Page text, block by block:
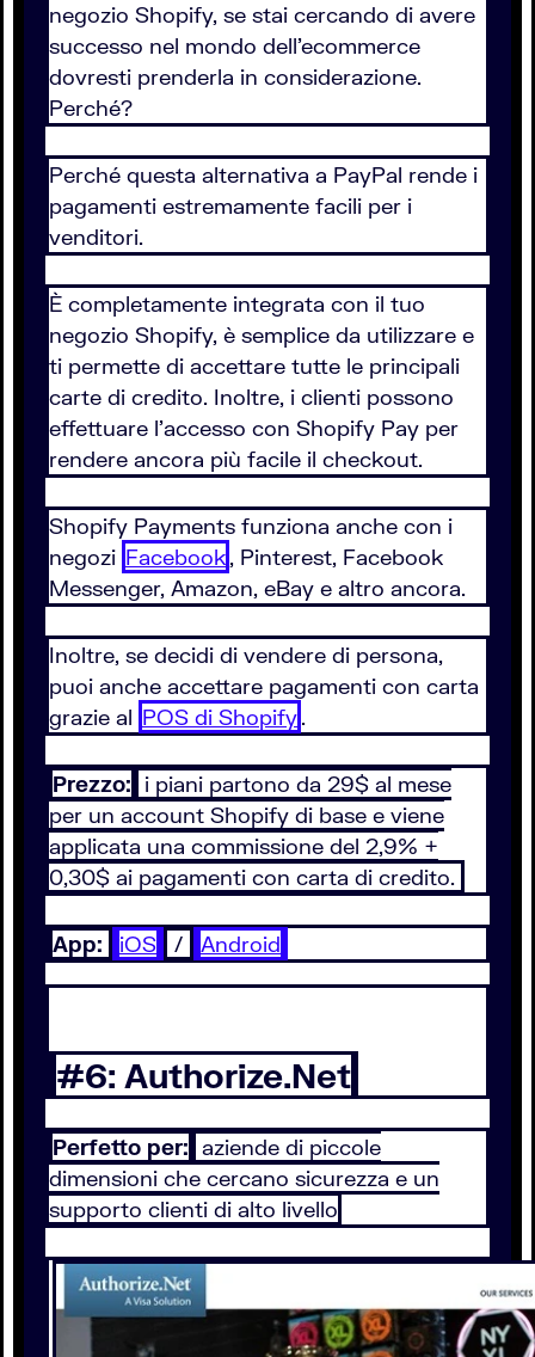
negozio Shopify, se stai cercando di avere
successo nel mondo dell’ecommerce
dovresti prenderla in considerazione.
Perché?
Perché questa alternativa a PayPal rende i
pagamenti estremamente facili per i
venditori.
È completamente integrata con il tuo
negozio Shopify, è semplice da utilizzare e
ti permette di accettare tutte le principali
carte di credito. Inoltre, i clienti possono
effettuare l’accesso con Shopify Pay per
rendere ancora più facile il checkout.
Shopify Payments funziona anche con i
negozi Facebook, Pinterest, Facebook
Messenger, Amazon, eBay e altro ancora.
Inoltre, se decidi di vendere di persona,
puoi anche accettare pagamenti con carta
grazie al POS di Shopify.
Prezzo: i piani partono da 29$ al mese
per un account Shopify di base e viene
applicata una commissione del 2,9% +
0,30$ ai pagamenti con carta di credito.
App: iOS / Android
#6: Authorize.Net
Perfetto per: aziende di piccole
dimensioni che cercano sicurezza e un
supporto clienti di alto livello